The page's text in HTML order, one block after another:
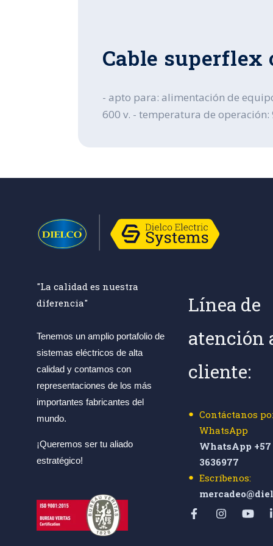
Cable superflex
- apto para: alimentación de
600 v. - temperatura de operación:
"La calidad es nuestra
diferencia"
Tenemos un amplio portafolio de
sistemas eléctricos de alta
calidad y contamos con
representaciones de los más
importantes fabricantes del
mundo.
¡Queremos ser tu aliado
estratégico!
Línea de
atención
cliente:
Contáctanos
WhatsApp
WhatsApp +57
3636977
Escríbenos: